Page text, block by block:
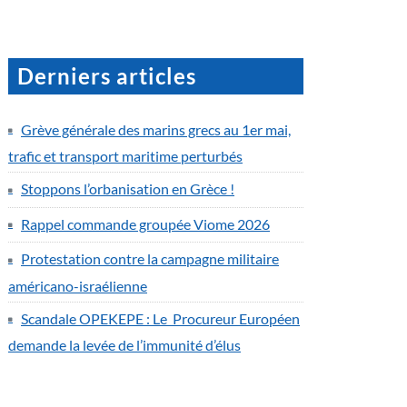
Derniers articles
Grève générale des marins grecs au 1er mai,
trafic et transport maritime perturbés
Stoppons l’orbanisation en Grèce !
Rappel commande groupée Viome 2026
Protestation contre la campagne militaire
américano-israélienne
Scandale OPEKEPE : Le Procureur Européen
demande la levée de l’immunité d’élus